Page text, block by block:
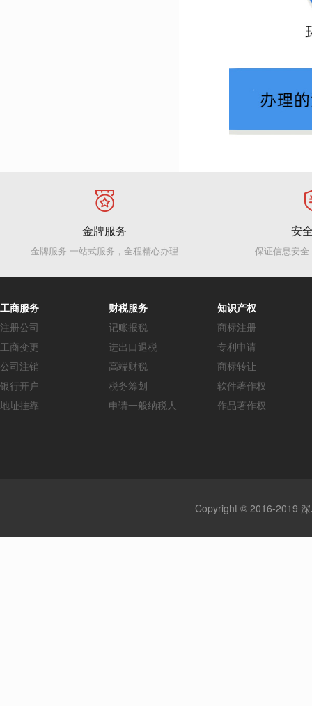
金牌服务
金牌服务 一站式服务，全程精心办理
安
保证信息安
工商服务
注册公司
工商变更
公司注销
银行开户
地址挂靠
财税服务
记账报税
进出口退税
高端财税
税务筹划
申请一般纳税人
知识产权
商标注册
专利申请
商标转让
软件著作权
作品著作权
Copyright © 2016-2019